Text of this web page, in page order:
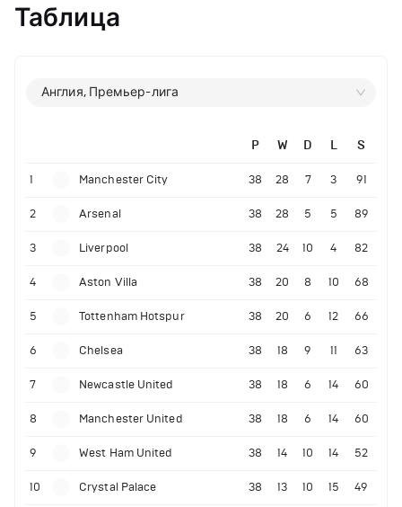
Таблица
Англия, Премьер-лига
P W D L S
1 Manchester City 38 28 7 3 91
2 Arsenal 38 28 5 5 89
3 Liverpool 38 24 10 4 82
4 Aston Villa 38 20 8 10 68
5 Tottenham Hotspur 38 20 6 12 66
6 Chelsea 38 18 9 11 63
7 Newcastle United 38 18 6 14 60
8 Manchester United 38 18 6 14 60
9 West Ham United 38 14 10 14 52
10 Crystal Palace 38 13 10 15 49